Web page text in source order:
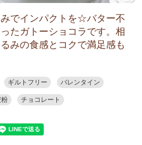
でインパクトを☆バター不
たガトーショコラです。相
みの食感とコクで満足感も
ギルトフリー バレンタイン
粉 チョコレート